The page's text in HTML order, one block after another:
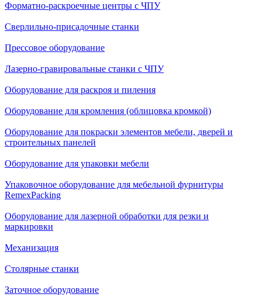
Форматно-раскроечные центры с ЧПУ
Сверлильно-присадочные станки
Прессовое оборудование
Лазерно-гравировальные станки с ЧПУ
Оборудование для раскроя и пиления
Оборудование для кромления (облицовка кромкой)
Оборудование для покраски элементов мебели, дверей и
строительных панелей
Оборудование для упаковки мебели
Упаковочное оборудование для мебельной фурнитуры
RemexPacking
Оборудование для лазерной обработки для резки и
маркировки
Механизация
Столярные станки
Заточное оборудование